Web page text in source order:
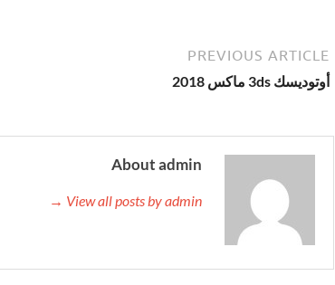
PREVIOUS ARTICLE
أوتوديسك 3ds ماكس 2018
About admin
View all posts by admin →